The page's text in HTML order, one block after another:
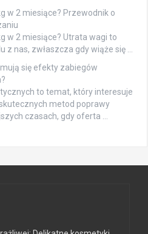
w 2 miesiące? Przewodnik o
w 2 miesiące? Utrata wagi to
nas, zwłaszcza gdy wiąże się …
się efekty zabiegów
to temat, który interesuje
metod poprawy
czasach, gdy oferta …